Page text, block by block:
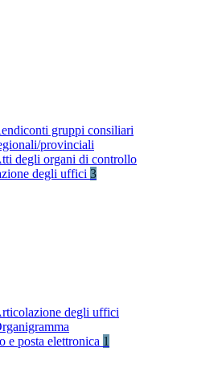
gruppi consiliari
provinciali
degli organi di controllo
degli uffici 3
degli uffici
e posta elettronica 1